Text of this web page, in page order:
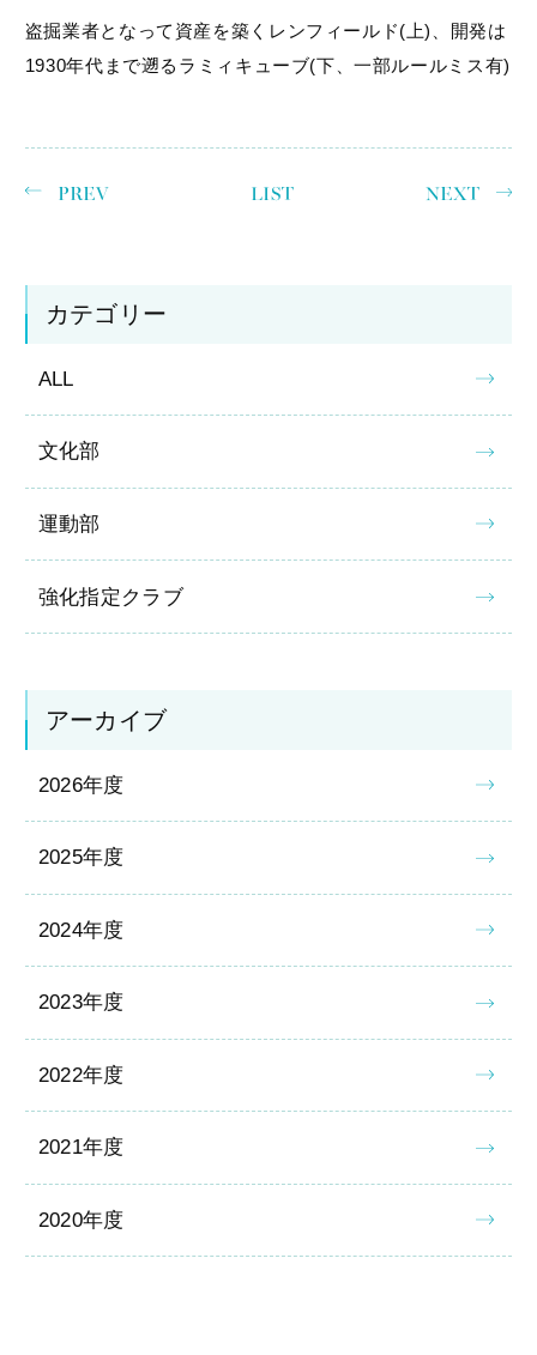
盗掘業者となって資産を築くレンフィールド(上)、開発は
1930年代まで遡るラミィキューブ(下、一部ルールミス有)
PREV LIST NEXT
カテゴリー
ALL
文化部
運動部
強化指定クラブ
アーカイブ
2026年度
2025年度
2024年度
2023年度
2022年度
2021年度
2020年度